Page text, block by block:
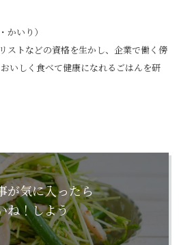
かいり）
ストなどの資格を生かし、企業で働く傍
いしく食べて健康になれるごはんを研
が気に入ったら
ね！しよう